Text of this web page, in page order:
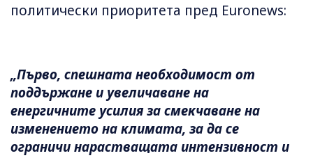
политически приоритета пред Euronews:
„Първо, спешната необходимост от
поддържане и увеличаване на
енергичните усилия за смекчаване на
изменението на климата, за да се
ограничи нарастващата интензивност и